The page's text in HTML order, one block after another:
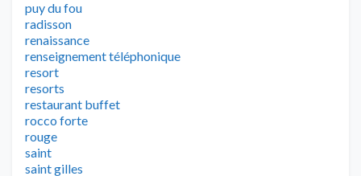
puy du fou
radisson
renaissance
renseignement téléphonique
resort
resorts
restaurant buffet
rocco forte
rouge
saint
saint gilles